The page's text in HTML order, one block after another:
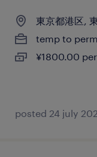
東京都港区,
temp to perm
¥1800.00
posted 24 july